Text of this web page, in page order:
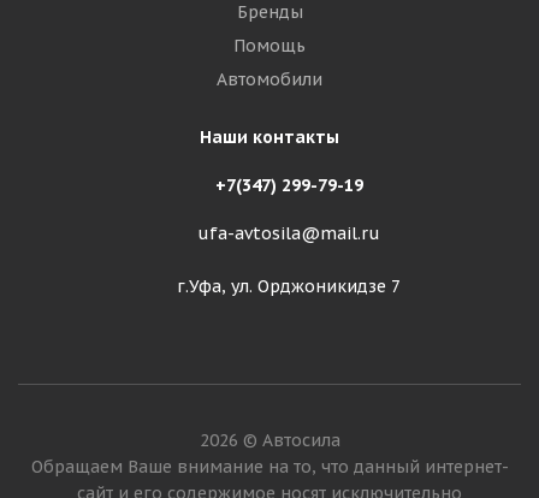
Бренды
Помощь
Автомобили
Наши контакты
+7(347) 299-79-19
ufa-avtosila@mail.ru
г.Уфа, ул. Орджоникидзе 7
2026 © Автосила
Обращаем Ваше внимание на то, что данный интернет-
сайт и его содержимое носят исключительно